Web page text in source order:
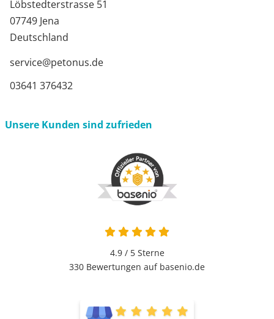
Löbstedterstrasse 51
07749 Jena
Deutschland
service@petonus.de
03641 376432
Unsere Kunden sind zufrieden
4.9 von 5
4.9 / 5Sterne
330 Bewertungen auf basenio.de